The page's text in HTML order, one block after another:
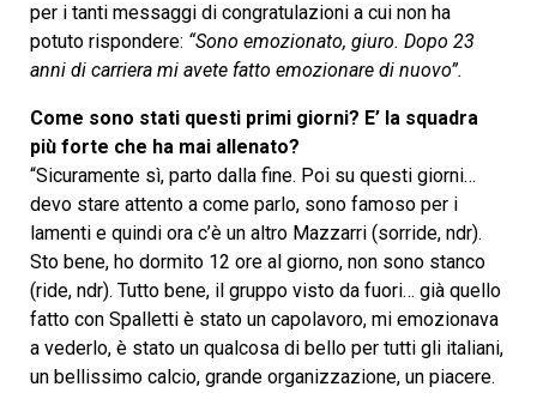
per i tanti messaggi di congratulazioni a cui non ha
potuto rispondere: “Sono emozionato, giuro. Dopo 23
anni di carriera mi avete fatto emozionare di nuovo”.
Come sono stati questi primi giorni? E’ la squadra
più forte che ha mai allenato?
“Sicuramente sì, parto dalla fine. Poi su questi giorni…
devo stare attento a come parlo, sono famoso per i
lamenti e quindi ora c’è un altro Mazzarri (sorride, ndr).
Sto bene, ho dormito 12 ore al giorno, non sono stanco
(ride, ndr). Tutto bene, il gruppo visto da fuori… già quello
fatto con Spalletti è stato un capolavoro, mi emozionava
a vederlo, è stato un qualcosa di bello per tutti gli italiani,
un bellissimo calcio, grande organizzazione, un piacere.